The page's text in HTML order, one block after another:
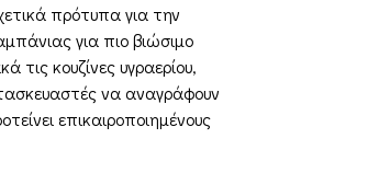
πρότυπα για την
για πιο βιώσιμο
κουζίνες υγραερίου,
να αναγράφουν
επικαιροποιημένους